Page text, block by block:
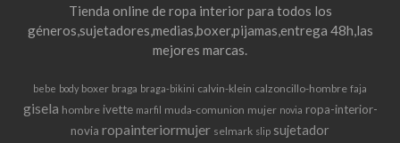
Tienda online de ropa interior para todos los
géneros,sujetadores,medias,boxer,pijamas,entrega 48h,las
mejores marcas.
bebe body boxer braga braga-bikini calvin-klein calzoncillo-hombre faja
gisela hombre ivette marfil muda-comunion mujer novia ropa-interior-
novia ropainteriormujer selmark slip sujetador